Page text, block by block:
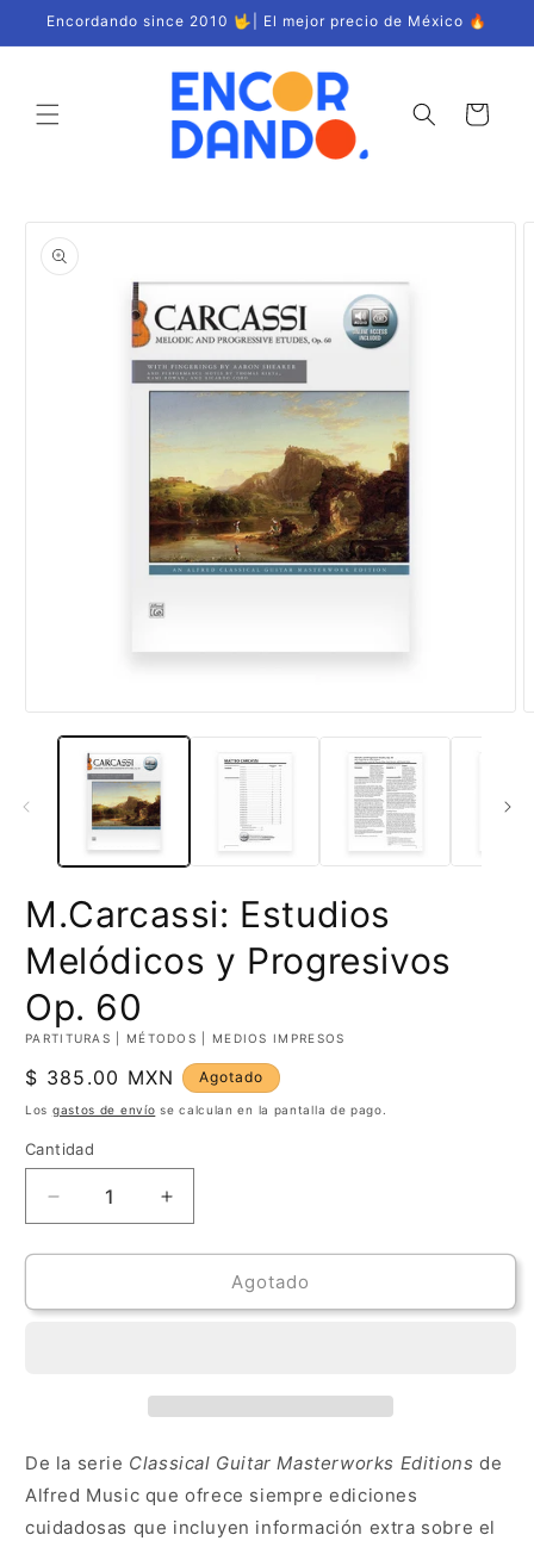
directamente
al contenido
Encordando since 2010 🤟| El mejor precio de México 🔥
Carrito
directamente
información
Abrir
elemento
multimedia
una
M.Carcassi: Estudios
Melódicos y Progresivos
Op. 60
PARTITURAS | MÉTODOS | MEDIOS IMPRESOS
Precio
habitual
$ 385.00 MXN Agotado
Los gastos de envío se calculan en la pantalla de pago.
Cantidad
Cantidad
Reducir
cantidad
para
Estudios
Aumentar
cantidad
para
M.Carcassi:
Estudios
Agotado
De la serie Classical Guitar Masterworks Editions de
Alfred Music que ofrece siempre ediciones
cuidadosas que incluyen información extra sobre el